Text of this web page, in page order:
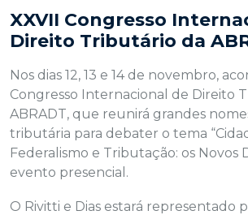
XXVII Congresso
Direito Tributário da
Nos dias 12, 13 e 14 de novembro,
Congresso Internacional de Direito
ABRADT, que reunirá grandes
tributária para debater o tema
Federalismo e Tributação: os Novos
evento presencial.
O Rivitti e Dias estará representado